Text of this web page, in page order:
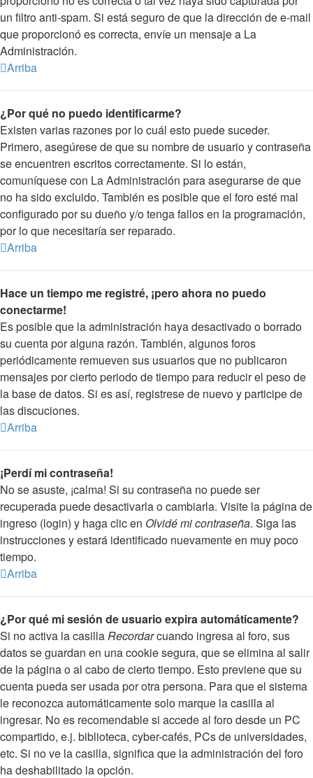
un filtro anti-spam. Si está seguro de que la dirección de e-mail
que proporcionó es correcta, envíe un mensaje a La
Administración.
Arriba
¿Por qué no puedo identificarme?
Existen varias razones por lo cuál esto puede suceder.
Primero, asegúrese de que su nombre de usuario y contraseña
se encuentren escritos correctamente. Si lo están,
comuníquese con La Administración para asegurarse de que
no ha sido excluido. También es posible que el foro esté mal
configurado por su dueño y/o tenga fallos en la programación,
por lo que necesitaría ser reparado.
Arriba
Hace un tiempo me registré, ¡pero ahora no puedo
conectarme!
Es posible que la administración haya desactivado o borrado
su cuenta por alguna razón. También, algunos foros
periódicamente remueven sus usuarios que no publicaron
mensajes por cierto periodo de tiempo para reducir el peso de
la base de datos. Si es así, registrese de nuevo y participe de
las discuciones.
Arriba
¡Perdí mi contraseña!
No se asuste, ¡calma! Si su contraseña no puede ser
recuperada puede desactivarla o cambiarla. Visite la página de
ingreso (login) y haga clic en Olvidé mi contraseña. Siga las
instrucciones y estará identificado nuevamente en muy poco
tiempo.
Arriba
¿Por qué mi sesión de usuario expira automáticamente?
Si no activa la casillaRecordarcuando ingresa al foro, sus
datos se guardan en una cookie segura, que se elimina al salir
de la página o al cabo de cierto tiempo. Esto previene que su
cuenta pueda ser usada por otra persona. Para que el sistema
le reconozca automáticamente solo marque la casilla al
ingresar. No es recomendable si accede al foro desde un PC
compartido, e.j. biblioteca, cyber-cafés, PCs de universidades,
etc. Si no ve la casilla, significa que la administración del foro
ha deshabilitado la opción.